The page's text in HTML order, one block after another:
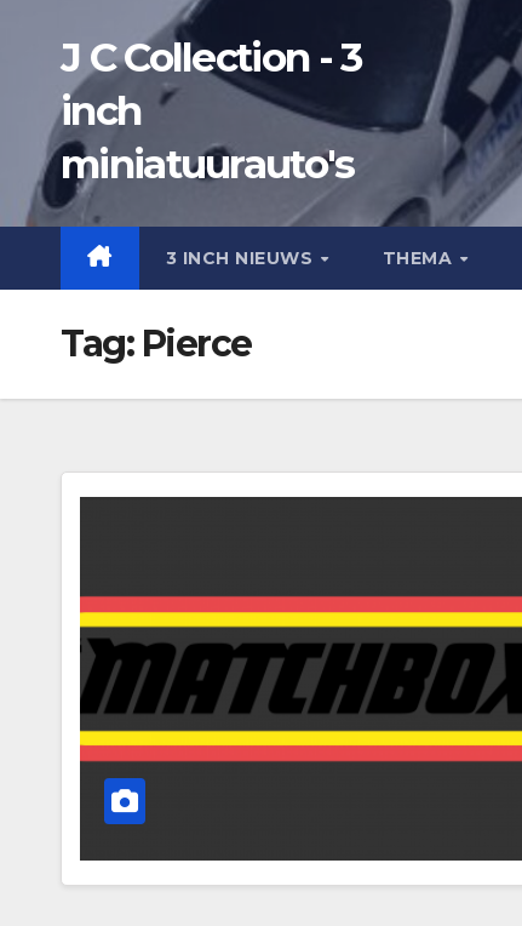
inhoud
J C Collection - 3
inch
miniatuurauto's
3 INCH NIEUWS THEMA
Tag: Pierce